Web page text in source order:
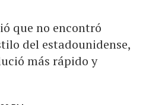
que no encontró
del estadounidense,
más rápido y